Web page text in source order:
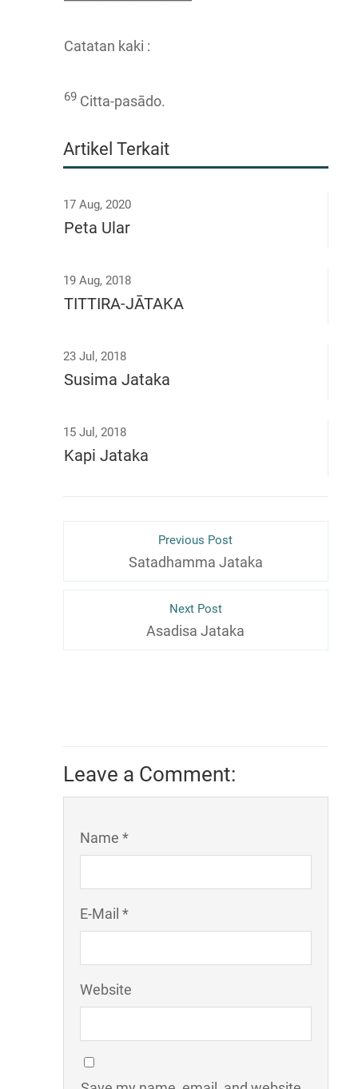
Catatan kaki :
69 Citta-pasādo.
Artikel Terkait
17 Aug, 2020
Peta Ular
19 Aug, 2018
TITTIRA-JĀTAKA
23 Jul, 2018
Susima Jataka
15 Jul, 2018
Kapi Jataka
Previous Post
Satadhamma Jataka
Next Post
Asadisa Jataka
Leave a Comment:
Name *
E-Mail *
Website